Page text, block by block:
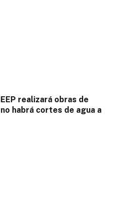
realizará obras de
habrá cortes de agua a